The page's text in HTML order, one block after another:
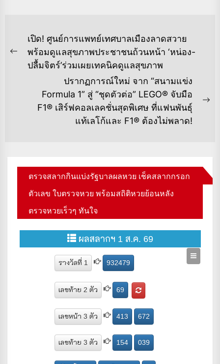
แนะแนว
เรื่อง
Previous
post:
เปิด! ศูนย์การแพทย์เทศบาลเมืองลาดสวาย
พร้อมดูแลสุขภาพประชาชนถ้วนหน้า ‘หน่อง-
ปลื้มจิตร์’ร่วมเผยเทคนิคดูแลสุขภาพ
ปรากฏการณ์ใหม่ จาก “สนามแข่ง
Formula 1” สู่ “ชุดตัวต่อ” LEGO® จับมือ
F1® เสิร์ฟคอลเลคชั่นสุดพิเศษ ที่แฟนพันธุ์
แท้เลโก้และ F1® ต้องไม่พลาด!
ตรวจสลากกินแบ่งรัฐบาลผลหวย เช็คสลากกรอก
ตัวเลข ใบตรวจหวย พร้อมสถิติหวยย้อนหลัง
ตรวจหวยเร็วๆ ทันใจ